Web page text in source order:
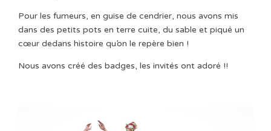
Pour les fumeurs, en guise de cendrier, nous avons mis
dans des petits pots en terre cuite, du sable et piqué un
cœur dedans histoire qu’on le repère bien !
Nous avons créé des badges, les invités ont adoré !!